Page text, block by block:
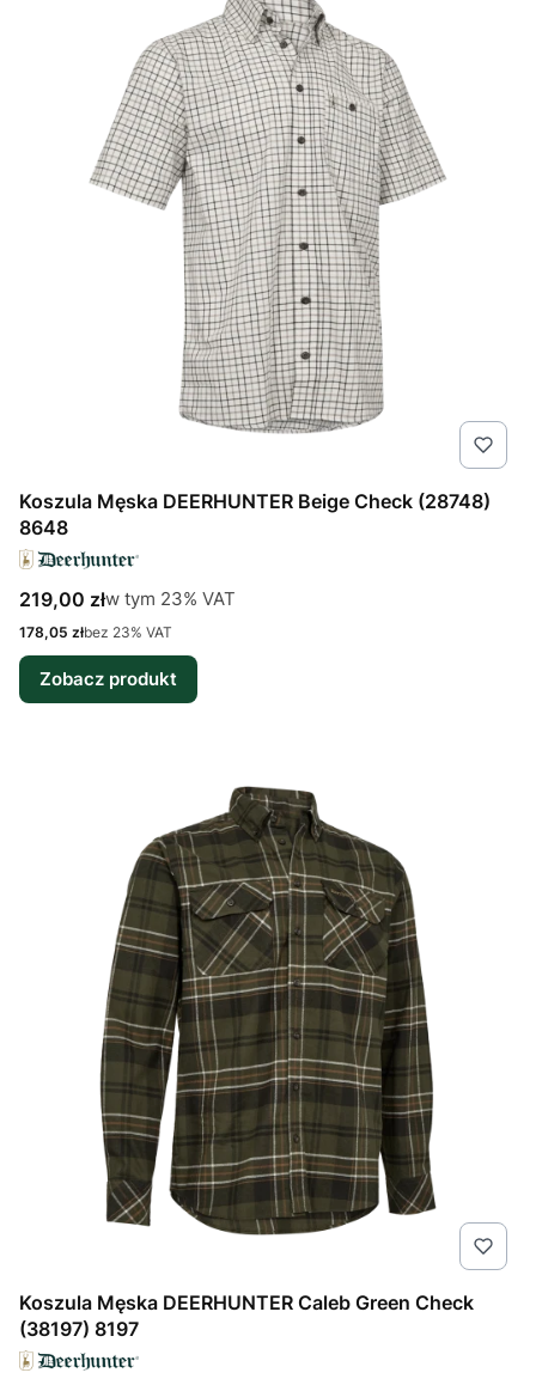
Koszula Męska DEERHUNTER Beige Check (28748)
8648
Cena brutto
219,00 złw tym %s VAT
w tym 23% VAT
Cena netto
178,05 złbez 23% VAT
Zobacz produkt
Koszula Męska DEERHUNTER Caleb Green Check
(38197) 8197